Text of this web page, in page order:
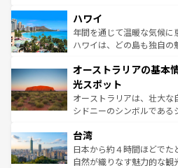
着のスイス情報は
のような巨大都市は、観光
ンメントが詰まった刺激的
西部には大自然が広がり
部のニューオーリンズでは
文化が魅力。旅行者はアメ
しみながら、その多様性と
るだろう。車でのロードト
情報は
ハワイ
年間を通じて温暖な気候に
ハワイは、どの島も独自の
ワイ島は見逃せない。また
島だが、静かな自然を求め
おすすめ。エメラルドグリ
文化や歴史が息づいている
人々、おいしいローカルフ
ク、伝統的なフラダンスな
っている。訪れるたびに新
オーストラリアの基本
光スポット
オーストラリアは、壮大な
シドニーのシンボルである
リアリーフや大陸中央部に
ク）、タスマニアの美しい
ど、見どころがたくさん。
台湾
日本から約４時間ほどでた
自然が織りなす魅力的な観